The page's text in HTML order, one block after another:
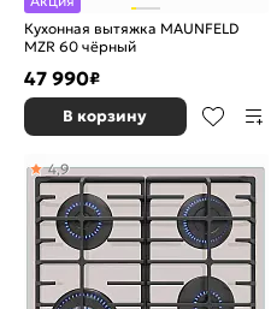
Кухонная вытяжка MAUNFELD
MZR 60 чёрный
47 990₽
В корзину
4,9